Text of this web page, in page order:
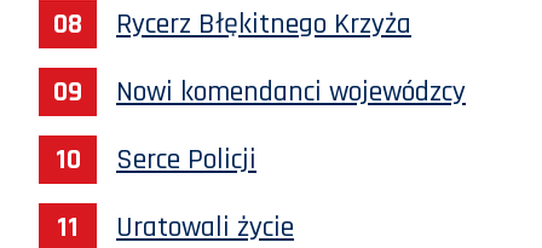
Rycerz Błękitnego Krzyża
Nowi komendanci wojewódzcy
Serce Policji
Uratowali życie